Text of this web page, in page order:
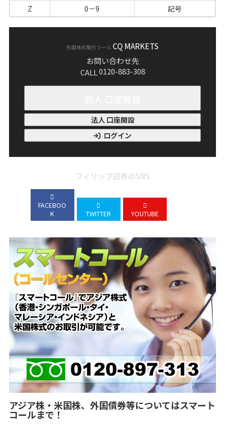
Z
0－9 記号
外国株式取引ツール CQ MARKETS
お問い合わせ先
CALL0120-883-308
法人 口座開設
ログイン
フィリップ証券のSNS
FACEBOO
K
TWITTER YOUTUBE
アジア株・米国株、外国債券等についてはスマート
コールまで！